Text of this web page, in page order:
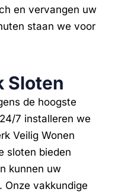
en vervangen uw
staan we voor
Sloten
de hoogste
7 installeren we
Veilig Wonen
sloten bieden
kunnen uw
Onze vakkundige